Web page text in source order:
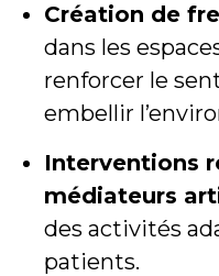
Création de
dans les
renforcer le
embellir
Interventions
médiateurs
des activités
patients.